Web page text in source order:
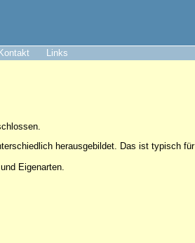
Kontakt Links
herausgebildet. Das ist typisch für
Eigenarten.